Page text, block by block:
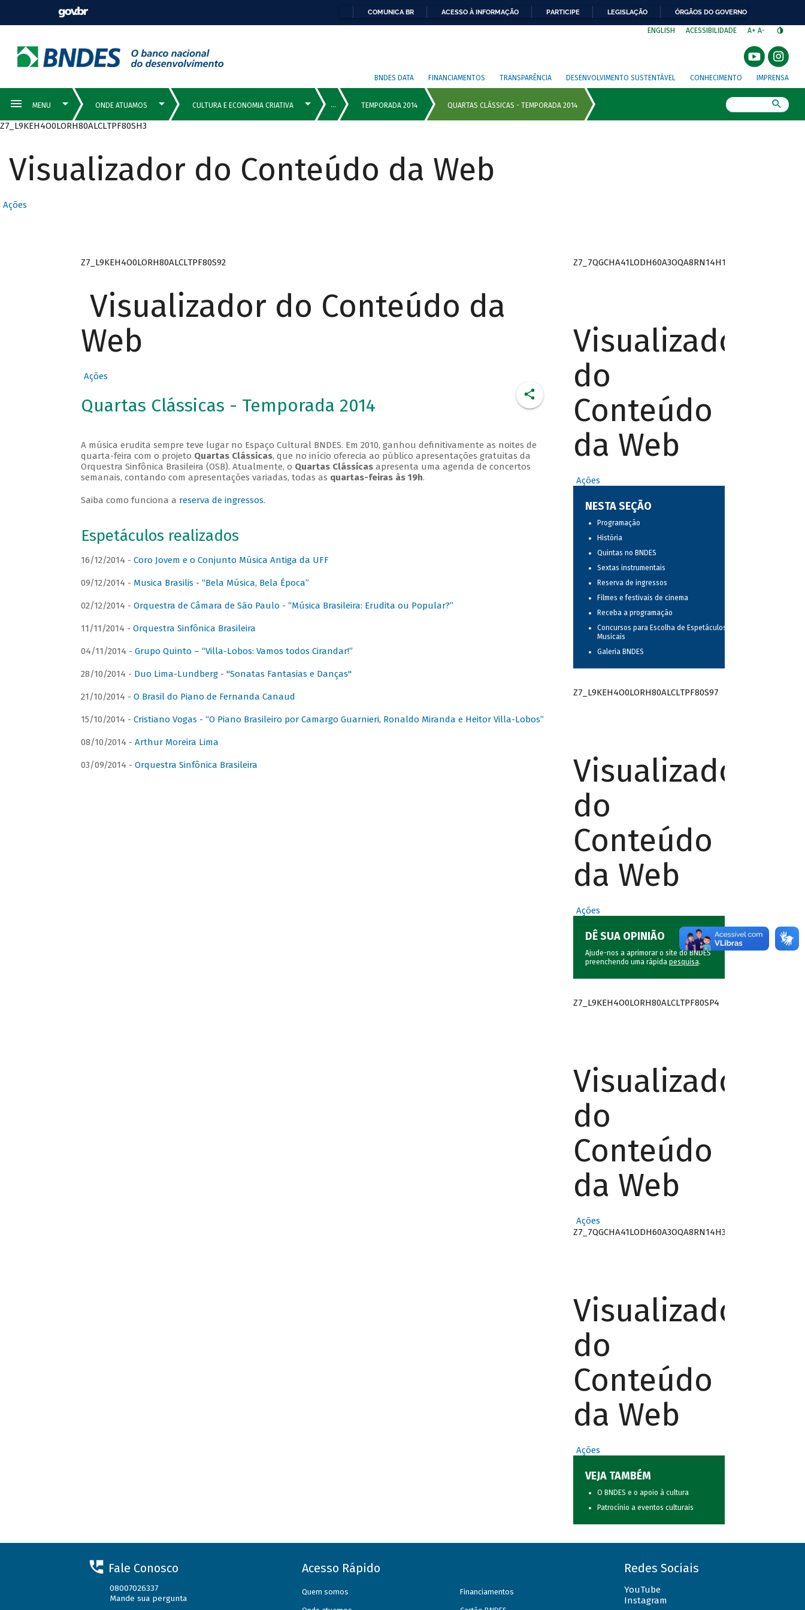
COMUNICA BR ACESSO À INFORMAÇÃO PARTICIPE LEGISLAÇÃO ÓRGÃOS DO GOVERNO
ENGLISH ACESSIBILIDADE A+ A-
BNDES DATA FINANCIAMENTOS TRANSPARÊNCIA DESENVOLVIMENTO SUSTENTÁVEL CONHECIMENTO IMPRENSA
Z7_L9KEH4O0LORH80ALCLTPF80SH3
Visualizador do Conteúdo da Web
Ações
Z7_L9KEH4O0LORH80ALCLTPF80S92
Visualizador do Conteúdo da
Web
Ações
Quartas Clássicas - Temporada 2014
A música erudita sempre teve lugar no Espaço Cultural BNDES. Em 2010, ganhou definitivamente as noites de
quarta-feira com o projeto Quartas Clássicas, que no início oferecia ao público apresentações gratuitas da
Orquestra Sinfônica Brasileira (OSB). Atualmente, o Quartas Clássicasapresenta uma agenda de concertos
semanais, contando com apresentações variadas, todas as quartas-feiras às 19h.
Saiba como funciona a reserva de ingressos.
Espetáculos realizados
16/12/2014 - Coro Jovem e o Conjunto Música Antiga da UFF
09/12/2014 - Musica Brasilis - “Bela Música, Bela Época”
02/12/2014 - Orquestra de Câmara de São Paulo - “Música Brasileira: Erudita ou Popular?”
11/11/2014 - Orquestra Sinfônica Brasileira
04/11/2014 - Grupo Quinto – “Villa-Lobos: Vamos todos Cirandar!”
28/10/2014 - Duo Lima-Lundberg - "Sonatas Fantasias e Danças"
21/10/2014 - O Brasil do Piano de Fernanda Canaud
15/10/2014 - Cristiano Vogas - “O Piano Brasileiro por Camargo Guarnieri, Ronaldo Miranda e Heitor Villa-Lobos”
08/10/2014 - Arthur Moreira Lima
03/09/2014 - Orquestra Sinfônica Brasileira
Z7_7QGCHA41LODH60A3OQA8RN14H1
Visualizador
do
Conteúdo
da Web
Ações
NESTA SEÇÃO
Programação
História
Quintas no BNDES
Sextas instrumentais
Reserva de ingressos
Filmes e festivais de cinema
Receba a programação
Concursos para Escolha de Espetáculos
Musicais
Galeria BNDES
Z7_L9KEH4O0LORH80ALCLTPF80S97
Visualizador
do
Conteúdo
da Web
Ações
DÊ SUA OPINIÃO
Ajude-nos a aprimorar o site do BNDES
preenchendo uma rápida pesquisa.
Z7_L9KEH4O0LORH80ALCLTPF80SP4
Visualizador
do
Conteúdo
da Web
Ações
Z7_7QGCHA41LODH60A3OQA8RN14H3
Visualizador
do
Conteúdo
da Web
Ações
VEJA TAMBÉM
O BNDES e o apoio à cultura
Patrocínio a eventos culturais
Fale Conosco
08007026337
Mande sua pergunta
Acesso Rápido
Quem somos Financiamentos
Redes Sociais
YouTube
Instagram